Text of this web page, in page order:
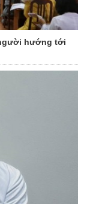
hướng tới